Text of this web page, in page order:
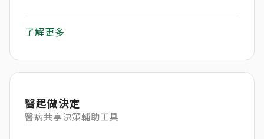
了解更多
醫起做決定
醫病共享決策輔助工具